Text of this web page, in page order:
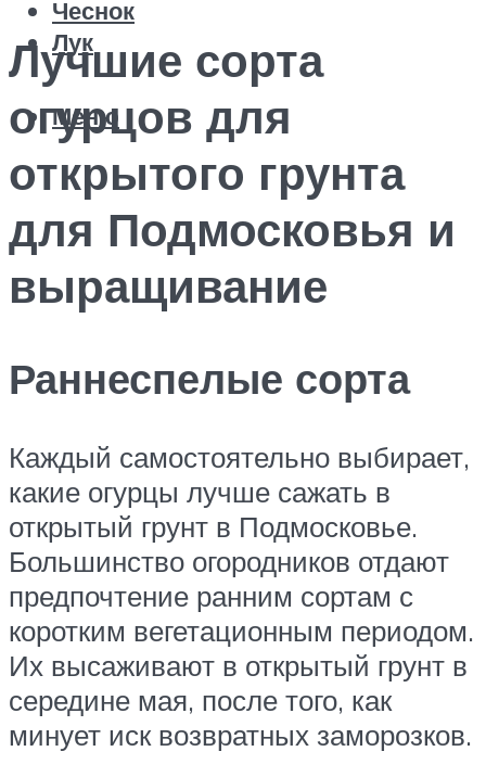
Чеснок
Лук
Меню
Лучшие сорта
огурцов для
открытого грунта
для Подмосковья и
выращивание
Раннеспелые сорта
Каждый самостоятельно выбирает,
какие огурцы лучше сажать в
открытый грунт в Подмосковье.
Большинство огородников отдают
предпочтение ранним сортам с
коротким вегетационным периодом.
Их высаживают в открытый грунт в
середине мая, после того, как
минует иск возвратных заморозков.